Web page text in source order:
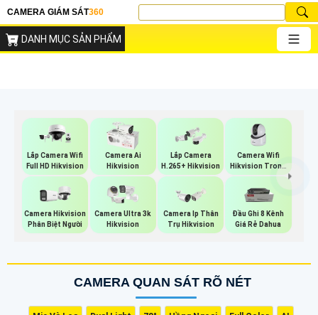
CAMERA GIÁM SÁT360
DANH MỤC SẢN PHẨM
Lắp Camera Wifi
Full HD Hikvision
Camera Ai
Hikvision
Lắp Camera
H.265+ Hikvision
Camera Wifi
Hikvision Trong
Nhà
Camera Hikvision
Phân Biệt Người
Camera Ultra 3k
Hikvision
Camera Ip Thân
Trụ Hikvision
Đầu Ghi 8 Kênh
Giá Rẻ Dahua
CAMERA QUAN SÁT RÕ NÉT